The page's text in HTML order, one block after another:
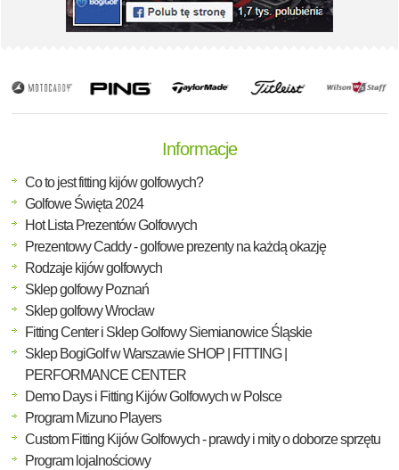
Informacje
Co to jest fitting kijów golfowych?
Golfowe Święta 2024
Hot Lista Prezentów Golfowych
Prezentowy Caddy - golfowe prezenty na każdą okazję
Rodzaje kijów golfowych
Sklep golfowy Poznań
Sklep golfowy Wrocław
Fitting Center i Sklep Golfowy Siemianowice Śląskie
Sklep BogiGolf w Warszawie SHOP | FITTING |
PERFORMANCE CENTER
Demo Days i Fitting Kijów Golfowych w Polsce
Program Mizuno Players
Custom Fitting Kijów Golfowych - prawdy i mity o doborze sprzętu
Program lojalnościowy